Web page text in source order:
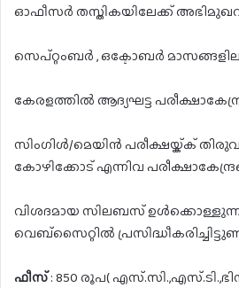
ഓഫീസർ തസ്തികയിലേക്ക്
സെപ്റ്റംബർ , ഒക്ടോബർ
കേരളത്തിൽ ആദ്യഘട്ട
സിംഗിൾ/മെയിൻ പരീക്ഷയ്ക്ക്
കോഴിക്കോട് എന്നിവ
വിശദമായ സിലബസ്
വെബ്സൈറ്റിൽ
ഫീസ്: 850 രൂപ(